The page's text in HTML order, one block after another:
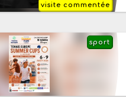
visite commentée
sport